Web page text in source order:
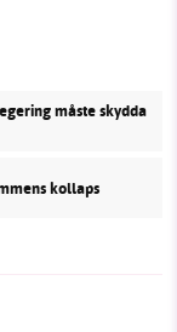
måste skydda
kollaps